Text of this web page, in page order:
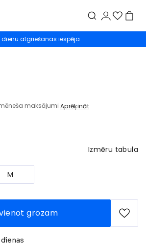
dienu atgriešanas iespēja
maksājumi Aprēķināt
Izmēru tabula
M
grozam